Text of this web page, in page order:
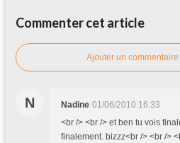
Commenter cet article
Ajouter un commentaire
N Nadine 01/06/2010 16:33
<br /> <br /> et ben tu vois
finalement. bizzz<br /> <br />